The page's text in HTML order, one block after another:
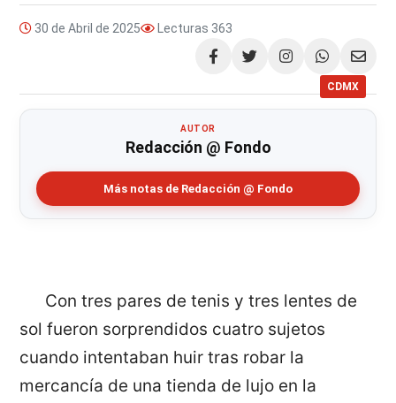
30 de Abril de 2025 Lecturas 363
Compartir
CDMX
AUTOR
Redacción @ Fondo
Más notas de Redacción @ Fondo
Con tres pares de tenis y tres lentes de
sol fueron sorprendidos cuatro sujetos
cuando intentaban huir tras robar la
mercancía de una tienda de lujo en la